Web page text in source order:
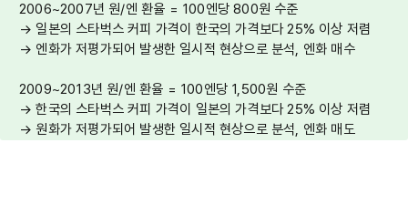
2006~2007년 원/엔 환율 = 100엔당 800원 수준
→ 일본의 스타벅스 커피 가격이 한국의 가격보다 25% 이상 저렴
→ 엔화가 저평가되어 발생한 일시적 현상으로 분석, 엔화 매수
2009~2013년 원/엔 환율 = 100엔당 1,500원 수준
→ 한국의 스타벅스 커피 가격이 일본의 가격보다 25% 이상 저렴
→ 원화가 저평가되어 발생한 일시적 현상으로 분석, 엔화 매도